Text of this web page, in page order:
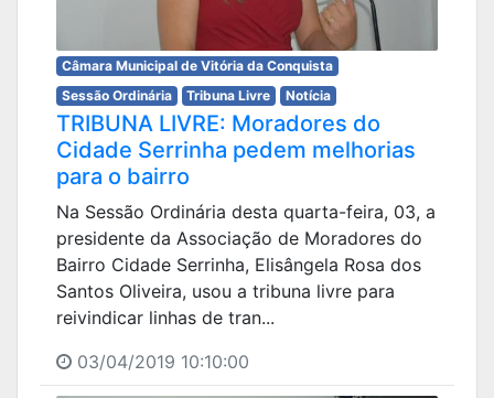
Câmara Municipal de Vitória da Conquista
Sessão Ordinária
Tribuna Livre Notícia
TRIBUNA LIVRE: Moradores do
Cidade Serrinha pedem melhorias
para o bairro
Na Sessão Ordinária desta quarta-feira, 03, a
presidente da Associação de Moradores do
Bairro Cidade Serrinha, Elisângela Rosa dos
Santos Oliveira, usou a tribuna livre para
reivindicar linhas de tran...
03/04/2019 10:10:00